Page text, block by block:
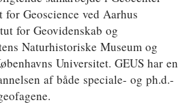
Geoscience ved Aarhus
for Geovidenskab og
Naturhistoriske Museum og
Universitet. GEUS har en
af både speciale- og ph.d.-